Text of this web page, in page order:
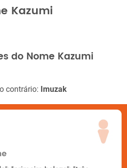
Kazumi
do Nome Kazumi
contrário: Imuzak